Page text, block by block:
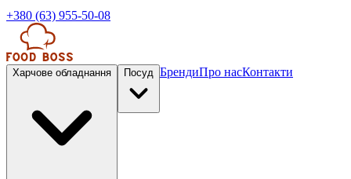
+380 (63) 955-50-08
Харчове обладнання Посуд БрендиПро насКонтакти